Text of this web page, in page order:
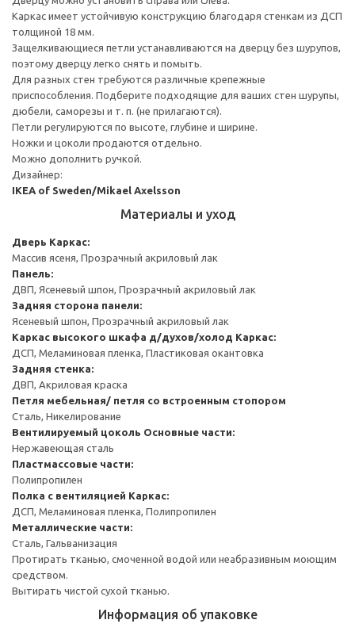
Каркас имеет устойчивую конструкцию благодаря стенкам из ДСП
толщиной 18 мм.
Защелкивающиеся петли устанавливаются на дверцу без шурупов,
поэтому дверцу легко снять и помыть.
Для разных стен требуются различные крепежные
приспособления. Подберите подходящие для ваших стен шурупы,
дюбели, саморезы и т. п. (не прилагаются).
Петли регулируются по высоте, глубине и ширине.
Ножки и цоколи продаются отдельно.
Можно дополнить ручкой.
Дизайнер:
IKEA of Sweden/Mikael Axelsson
Материалы и уход
Дверь Каркас:
Массив ясеня, Прозрачный акриловый лак
Панель:
ДВП, Ясеневый шпон, Прозрачный акриловый лак
Задняя сторона панели:
Ясеневый шпон, Прозрачный акриловый лак
Каркас высокого шкафа д/духов/холод Каркас:
ДСП, Меламиновая пленка, Пластиковая окантовка
Задняя стенка:
ДВП, Акриловая краска
Петля мебельная/ петля со встроенным стопором
Сталь, Никелирование
Вентилируемый цоколь Основные части:
Нержавеющая сталь
Пластмассовые части:
Полипропилен
Полка с вентиляцией Каркас:
ДСП, Меламиновая пленка, Полипропилен
Металлические части:
Сталь, Гальванизация
Протирать тканью, смоченной водой или неабразивным моющим
средством.
Вытирать чистой сухой тканью.
Информация об упаковке